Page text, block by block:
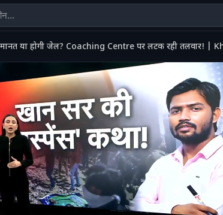
या होगी जेल? Coaching Centre पर लटक रही तलवार! |